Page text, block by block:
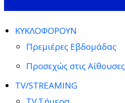
ΚΥΚΛΟΦΟΡΟΥΝ
Πρεμιέρες Εβδομάδας
Προσεχώς στις Αίθουσες
TV/STREAMING